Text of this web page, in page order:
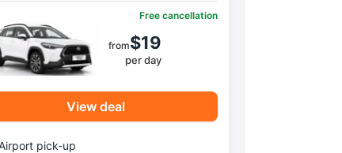
Free cancellation
from$19
per day
View deal
pick-up